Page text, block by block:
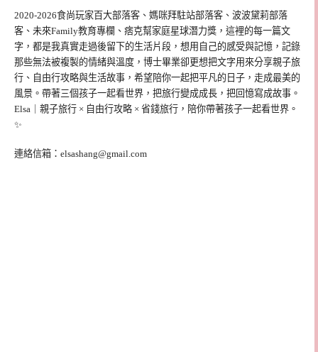
2020-2026食尚玩家百大部落客、媽咪拜駐站部落客、波波黛莉部落
客、未來Family教育專欄、痞克幫家庭星球潛力獎，這裡的每一篇文
字，都是我真實走過後留下的生活片段，想用自己的感受與記憶，記錄
那些無法被複製的情緒與溫度，博士畢業卻更想把文字用來分享親子旅
行、自由行攻略與生活故事，希望陪你一起把平凡的日子，走成最美的
風景。帶著三個孩子一起看世界，把旅行變成成長，把回憶寫成故事。
Elsa｜親子旅行 × 自由行攻略 × 省錢旅行，陪你帶著孩子一起看世界。
✨
連絡信箱： elsashang@gmail.com